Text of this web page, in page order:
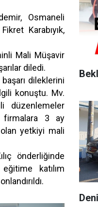
Osmaneli
Karabıyık,
Mali Müşavir
diledi.
dileklerini
konuştu. Mv.
düzenlemeler
firmalara 3 ay
yetkiyi mali
önderliğinde
katılım